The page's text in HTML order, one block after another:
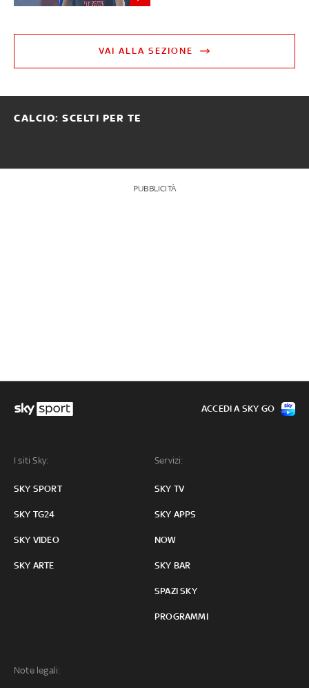
VAI ALLA SEZIONE
CALCIO: SCELTI PER TE
PUBBLICITÀ
I siti Sky:
SKY SPORT
SKY TG24
SKY VIDEO
SKY ARTE
Servizi:
SKY TV
SKY APPS
NOW
SKY BAR
SPAZI SKY
PROGRAMMI
Note legali:
ACCEDI A SKY GO